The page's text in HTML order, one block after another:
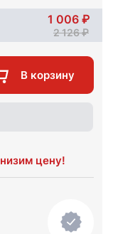
1 006
2 126
В корзину
цену!